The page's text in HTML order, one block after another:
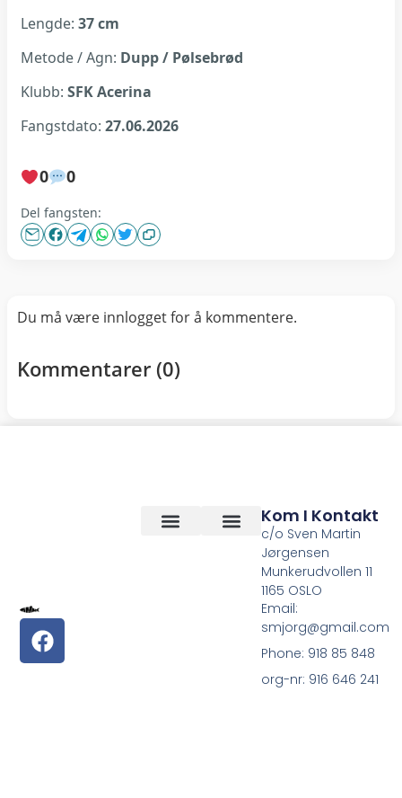
Lengde: 37 cm
Metode / Agn: Dupp / Pølsebrød
Klubb: SFK Acerina
Fangstdato: 27.06.2026
0 0
Del fangsten:
Du må være innlogget for å kommentere.
Kommentarer (0)
Kom I Kontakt
c/o Sven Martin
Jørgensen
Munkerudvollen 11
1165 OSLO
Email:
smjorg@gmail.com
Phone: 918 85 848
org-nr: 916 646 241